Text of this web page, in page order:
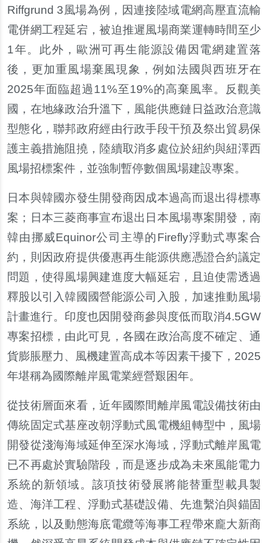
Riffgrund 3風場為例，因連接陸域電網高壓直流輸
電併網工程延宕，被迫推遲風場商業運轉時間至少
1年。此外，歐洲可再生能源設備因電網建置落
後，更加重風場棄風現象，例如法國與西班牙在
2025年面臨超過11%至19%的高棄風率。反觀美
國，在地緣政治升溫下，風能供應鏈日益政治意識
型態化，聯邦政府經由行政手段干預及祭出貿易保
護主義措施阻撓，陸續取消多處位於紐約與紐澤西
風場招標案件，並強制暫停數個風場建設專案。
日本與韓國亦發生開發商因成本過高而退出得標專
案；日本三菱商事宣布退出日本風場專案開發，南
韓由挪威Equinor公司主導的Firefly浮動式專案合
約，則因政府提供優惠再生能源供應憑證合約議定
問題，使得風場興建進度大幅延宕，且迫使需透過
釋股以引入韓國國營能源公司入股，加速推動風場
計畫進行。印度也因開發商參與度低而取消4.5GW
專案招標，由此可見，各國在政治高度不確定、通
貨膨脹壓力、風機建置高成本等因素干擾下，2025
年堪稱為國際離岸風電業經營艱困年。
從技術層面來看，近年國際間離岸風電設備技術由
傳統固定式基座改朝浮動式風電機組轉型中，風場
開發從淺海海域延伸至深水海域，浮動式離岸風電
已不再處於實驗階段，而是逐步成為未來風能電力
系統的新領域。該項技術發展將能替重型載具製
造、海洋工程、浮動式基礎設備、先進繫泊與錨固
系統，以及動態海底電纜等海事工程帶來龐大新商